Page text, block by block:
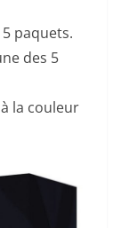
paquets.
des 5
la couleur